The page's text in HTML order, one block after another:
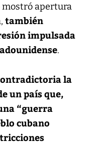
mostró apertura
también
impulsada
.
la
un país que,
“guerra
cubano